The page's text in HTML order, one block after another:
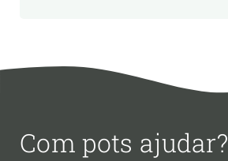
Com pots ajudar?